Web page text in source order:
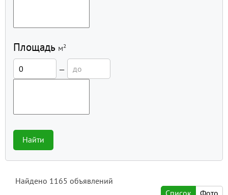
Площадь м²
—
Найти
Найдено 1165 объявлений
Список
Фото